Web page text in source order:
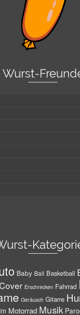
Wurst-
Baby Ball Basketball
Cover Erschrecken Fahrrad
Geräusch Gitarre
Motorrad Musik